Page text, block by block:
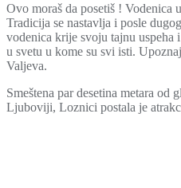
Ovo moraš da posetiš ! Vodenica
Tradicija se nastavlja i posle
vodenica krije svoju tajnu uspeha
u svetu u kome su svi isti.
Valjeva.
Smeštena par desetina metara
Ljuboviji, Loznici postala je